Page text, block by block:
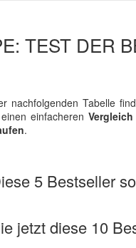
TEST DER
nachfolgenden Tabelle
einfacheren
.
5 Bestseller
jetzt diese 10